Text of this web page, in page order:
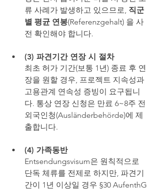
류 사례가 발생하고 있으므로, 직군
별 평균 연봉(Referenzgehalt) 을 사
전 확인해야 합니다.
(3) 파견기간 연장 시 절차
최초 허가 기간(보통 1년) 종료 후 연
장을 원할 경우, 프로젝트 지속성과
고용관계 연속성 증빙이 요구됩니
다. 통상 연장 신청은 만료 6~8주 전
외국인청(Ausländerbehörde)에 제
출합니다.
(4) 가족동반
Entsendungsvisum은 원칙적으로
단독 체류를 전제로 하지만, 파견기
간이 1년 이상일 경우 §30 AufenthG